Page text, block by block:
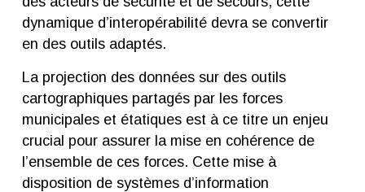
dynamique d’interopérabilité devra se convertir
en des outils adaptés.
La projection des données sur des outils
cartographiques partagés par les forces
municipales et étatiques est à ce titre un enjeu
crucial pour assurer la mise en cohérence de
l’ensemble de ces forces. Cette mise à
disposition de systèmes d’information